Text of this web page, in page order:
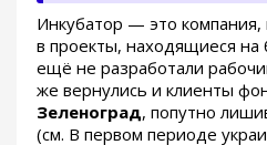
Инкубатор — это
в проекты, находящиеся на
ещё не разработали
же вернулись и клиенты
Зеленоград, попутно
(см. В первом периоде